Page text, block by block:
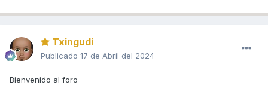
Txingudi
Publicado 17 de Abril del 2024
Bienvenido al foro